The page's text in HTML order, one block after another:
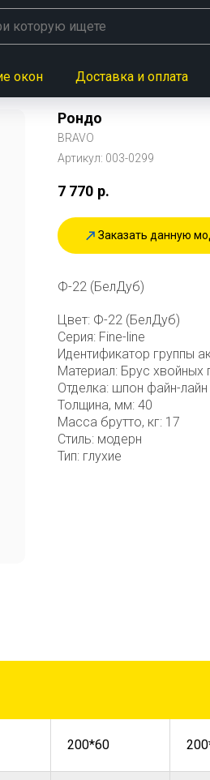
окон Доставка и оплата
Рондо
BRAVO
Артикул: 003-0299
7 770 р.
Заказать данную
Ф-22 (БелДуб)
Цвет: Ф-22 (БелДуб)
Серия: Fine-line
Идентификатор группы
Материал: Брус
Отделка: шпон файн-лайн
Толщина, мм: 40
Масса брутто, кг: 17
Стиль: модерн
Тип: глухие
200*60